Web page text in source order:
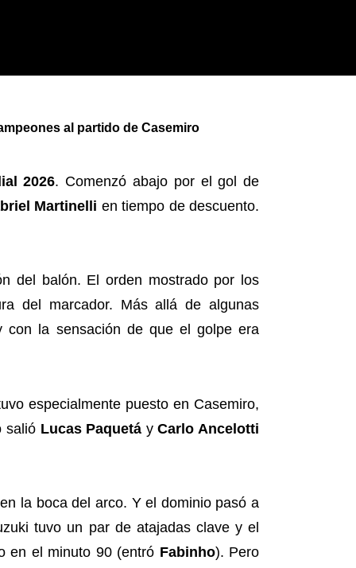
al partido de Casemiro
2026. Comenzó abajo por el gol de
Martinelli en tiempo de descuento.
del balón. El orden mostrado por los
del marcador. Más allá de algunas
con la sensación de que el golpe era
especialmente puesto en Casemiro,
salió Lucas Paquetá yCarlo Ancelotti
la boca del arco. Y el dominio pasó a
tuvo un par de atajadas clave y el
en el minuto 90 (entró Fabinho). Pero